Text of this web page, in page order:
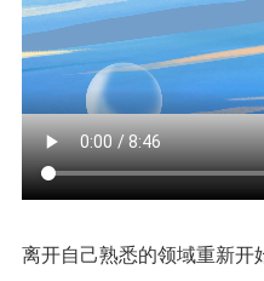
离开自己熟悉的领域重新开